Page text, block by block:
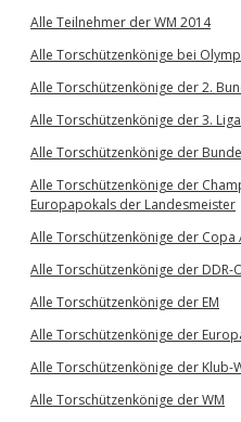
Alle Teilnehmer der WM 2014
Alle Torschützenkönige bei
Alle Torschützenkönige der 2.
Alle Torschützenkönige der 3. Liga
Alle Torschützenkönige der
Alle Torschützenkönige der
Europapokals der Landesmeister
Alle Torschützenkönige der Copa
Alle Torschützenkönige der DDR-
Alle Torschützenkönige der EM
Alle Torschützenkönige der
Alle Torschützenkönige der Klub-
Alle Torschützenkönige der WM